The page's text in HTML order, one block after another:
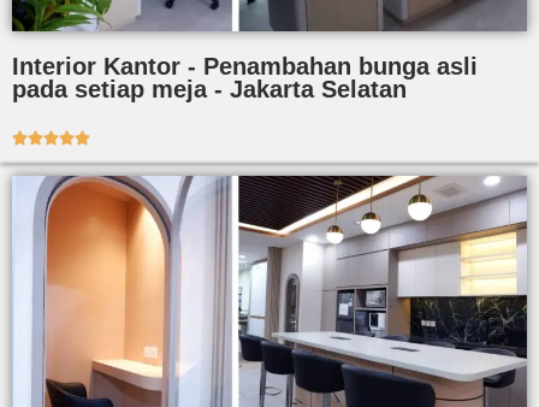
Interior Kantor - Penambahan bunga asli
pada setiap meja - Jakarta Selatan
